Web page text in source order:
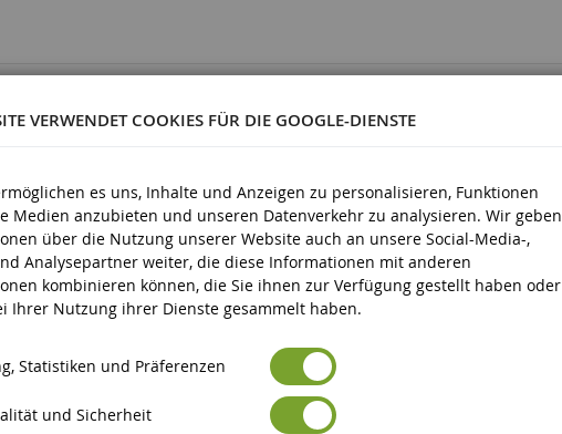
älter
VERWENDET COOKIES FÜR DIE GOOGLE-DIENSTE
es uns, Inhalte und Anzeigen zu personalisieren, Funktionen
Medien anzubieten und unseren Datenverkehr zu analysieren. Wir geben
über die Nutzung unserer Website auch an unsere Social-Media-,
Analysepartner weiter, die diese Informationen mit anderen
kombinieren können, die Sie ihnen zur Verfügung gestellt haben oder
Ihrer Nutzung ihrer Dienste gesammelt haben.
Statistiken und Präferenzen
und Sicherheit